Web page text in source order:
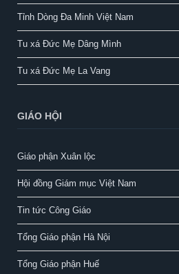
Tỉnh Dòng Đa Minh Việt Nam
Tu xá Đức Mẹ Dâng Mình
Tu xá Đức Mẹ La Vang
GIÁO HỘI
Giáo phận Xuân lộc
Hội đồng Giám mục Việt Nam
Tin tức Công Giáo
Tổng Giáo phận Hà Nội
Tổng Giáo phận Huế